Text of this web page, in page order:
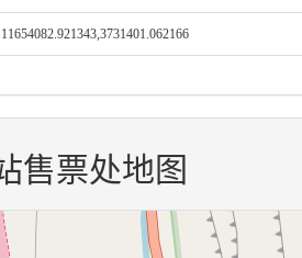
11654082.921343,3731401.062166
售票处地图